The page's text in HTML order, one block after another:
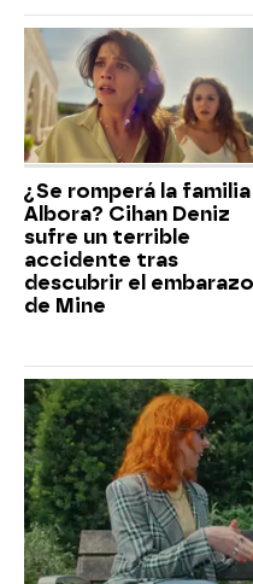
¿Se romperá la familia
Albora? Cihan Deniz
sufre un terrible
accidente tras
descubrir el embarazo
de Mine